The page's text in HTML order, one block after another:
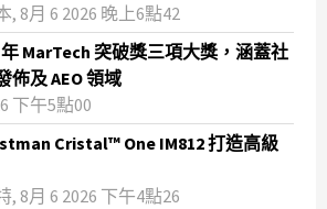
8月 6 2026 晚上6點42
MarTech 突破獎三項大獎，涵蓋社
佈及 AEO 領域
下午5點00
Cristal™ One IM812 打造高級
8月 6 2026 下午4點26